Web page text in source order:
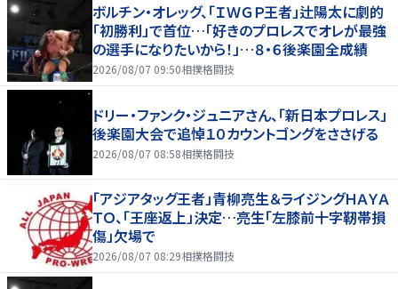
ボルチン・オレッグ、「ＩＷＧＰ王者」辻陽太に劇的
「初勝利」で首位…「好きのプロレスでオレが最強
の選手になりたいから！」…８・６後楽園全成績
2026/08/07 09:50相撲格闘技
ドリー・ファンク・ジュニアさん、「新日本プロレス」
後楽園大会で追悼１０カウントゴングをささげる
2026/08/07 08:58相撲格闘技
「アジアタッグ王者」青柳亮生＆ライジングＨＡＹＡ
ＴＯ、「王座返上」決定…亮生「左膝前十字靭帯損
傷」欠場で
2026/08/07 08:29相撲格闘技